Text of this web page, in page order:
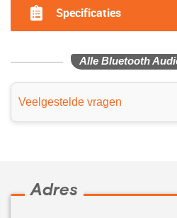
Specificaties
Alle Bluetooth
Veelgestelde vragen
Adres